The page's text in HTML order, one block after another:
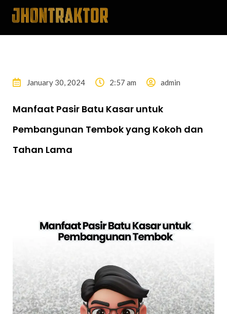
January 30, 2024 2:57 am admin
Manfaat Pasir Batu Kasar untuk
Pembangunan Tembok yang Kokoh dan
Tahan Lama